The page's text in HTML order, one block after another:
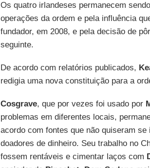
Os quatro irlandeses permanecem
operações da ordem e pela influência
fundador, em 2008, e pela decisão de
seguinte.
De acordo com relatórios publicados,
redigia uma nova constituição para a
Cosgrave, que por vezes foi usado por
problemas em diferentes locais,
acordo com fontes que não quiseram
doadores de dinheiro. Seu trabalho no
fossem rentáveis e cimentar laços com